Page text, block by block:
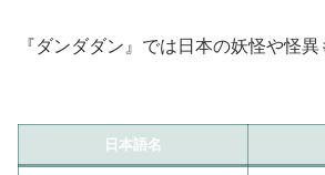
『ダンダダン』では日本の妖怪や怪異
日本語名